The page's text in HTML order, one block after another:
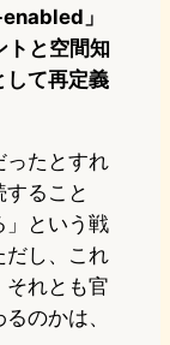
」
トと空間知
して再定義
ったとすれ
ること
」という戦
だし、これ
それとも官
のかは、